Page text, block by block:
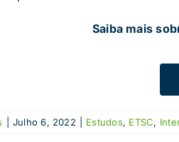
Saiba mais
Julho 6, 2022 Estudos, ETSC,